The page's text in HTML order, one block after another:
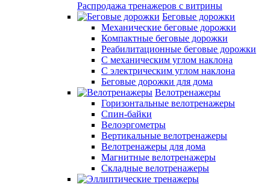
Распродажа тренажеров с витрины
Беговые дорожки
Механические беговые дорожки
Компактные беговые дорожки
Реабилитационные беговые дорожки
С механическим углом наклона
С электрическим углом наклона
Беговые дорожки для дома
Велотренажеры
Горизонтальные велотренажеры
Спин-байки
Велоэргометры
Вертикальные велотренажеры
Велотренажеры для дома
Магнитные велотренажеры
Складные велотренажеры